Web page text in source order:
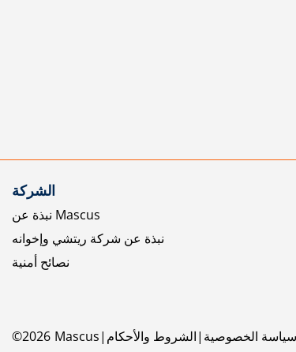
الشركة
نبذة عن Mascus
نبذة عن شركة ريتشي وإخوانه
نصائح أمنية
©2026 Mascus الشروط والأحكام سياسة الخصوصية